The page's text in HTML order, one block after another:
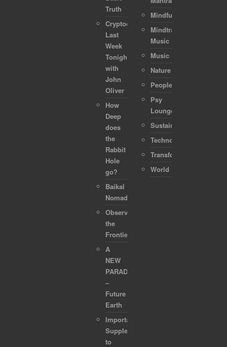
Truth
Cryptocurrencies:
Last
Week
Tonight
with
John
Oliver
How
Deep
does
the
Rabbit
Hole
go?
Baikal
Nomads
Observing
the
Frontier
A
NEW
PARADIGM
–
Future
Earth
Important
Supplements
to
Mindful
Mindtraveller
Music
Music
Nature
People
Psy
Lounge
Sustainability
Technology
Transformation
World